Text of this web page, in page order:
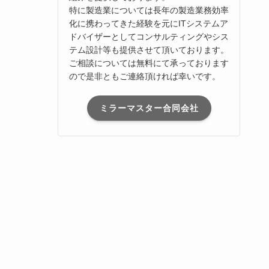
特に製造業については長年の製造業務効率
化に携わってきた経験を元にITシステムア
ドバイザーとしてコンサルティングやシス
テム設計等も提供させて頂いております。
ご相談については無料にて承っております
ので是非ともご連絡頂ければ幸いです。
ミラーマスター合同会社